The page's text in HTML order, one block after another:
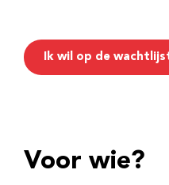
Ik wil op de
Voor wie?